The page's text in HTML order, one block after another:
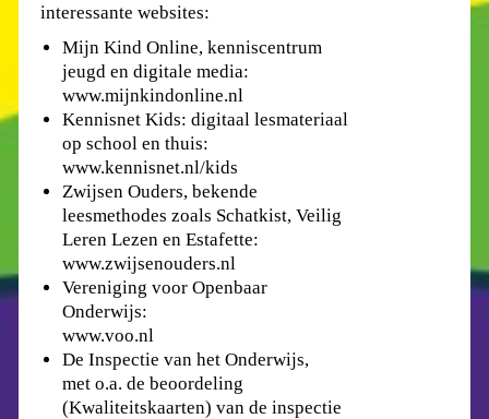
interessante websites:
Mijn Kind Online, kenniscentrum
jeugd en digitale media:
www.mijnkindonline.nl
Kennisnet Kids: digitaal lesmateriaal
op school en thuis:
www.kennisnet.nl/kids
Zwijsen Ouders, bekende
leesmethodes zoals Schatkist, Veilig
Leren Lezen en Estafette:
www.zwijsenouders.nl
Vereniging voor Openbaar
Onderwijs:
www.voo.nl
De Inspectie van het Onderwijs,
met o.a. de beoordeling
(Kwaliteitskaarten) van de inspectie